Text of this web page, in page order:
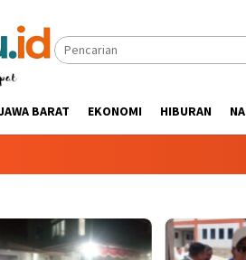
BARAT EKONOMI HIBURAN